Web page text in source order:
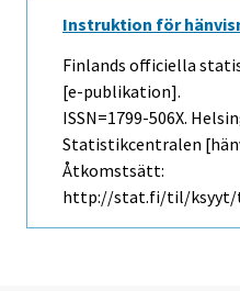
Instruktion för
Finlands officiella
[e-publikation].
ISSN=1799-506X.
Statistikcentralen
Åtkomstsätt:
http://stat.fi/til/ksyyt/